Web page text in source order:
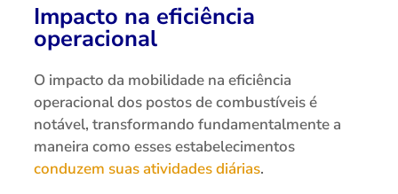
Impacto na eficiência
operacional
O impacto da mobilidade na eficiência
operacional dos postos de combustíveis é
notável, transformando fundamentalmente a
maneira como esses estabelecimentos
conduzem suas atividades diárias.